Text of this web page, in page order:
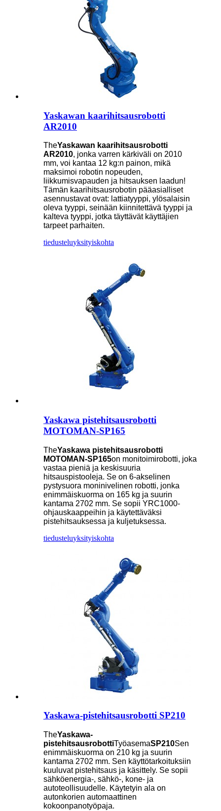
Yaskawan kaarihitsausrobotti
AR2010
TheYaskawan kaarihitsausrobotti
AR2010, jonka varren kärkiväli on 2010
mm, voi kantaa 12 kg:n painon, mikä
maksimoi robotin nopeuden,
liikkumisvapauden ja hitsauksen laadun!
Tämän kaarihitsausrobotin pääasialliset
asennustavat ovat: lattiatyyppi, ylösalaisin
oleva tyyppi, seinään kiinnitettävä tyyppi ja
kalteva tyyppi, jotka täyttävät käyttäjien
tarpeet parhaiten.
tiedusteluyksityiskohta
Yaskawa pistehitsausrobotti
MOTOMAN-SP165
TheYaskawa pistehitsausrobotti
MOTOMAN-SP165on monitoimirobotti, joka
vastaa pieniä ja keskisuuria
hitsauspistooleja. Se on 6-akselinen
pystysuora moninivelinen robotti, jonka
enimmäiskuorma on 165 kg ja suurin
kantama 2702 mm. Se sopii YRC1000-
ohjauskaappeihin ja käytettäväksi
pistehitsauksessa ja kuljetuksessa.
tiedusteluyksityiskohta
Yaskawa-pistehitsausrobotti SP210
TheYaskawa-
pistehitsausrobottiTyöasemaSP210Sen
enimmäiskuorma on 210 kg ja suurin
kantama 2702 mm. Sen käyttötarkoituksiin
kuuluvat pistehitsaus ja käsittely. Se sopii
sähköenergia-, sähkö-, kone- ja
autoteollisuudelle. Käytetyin ala on
autonkorien automaattinen
kokoonpanotyöpaja.